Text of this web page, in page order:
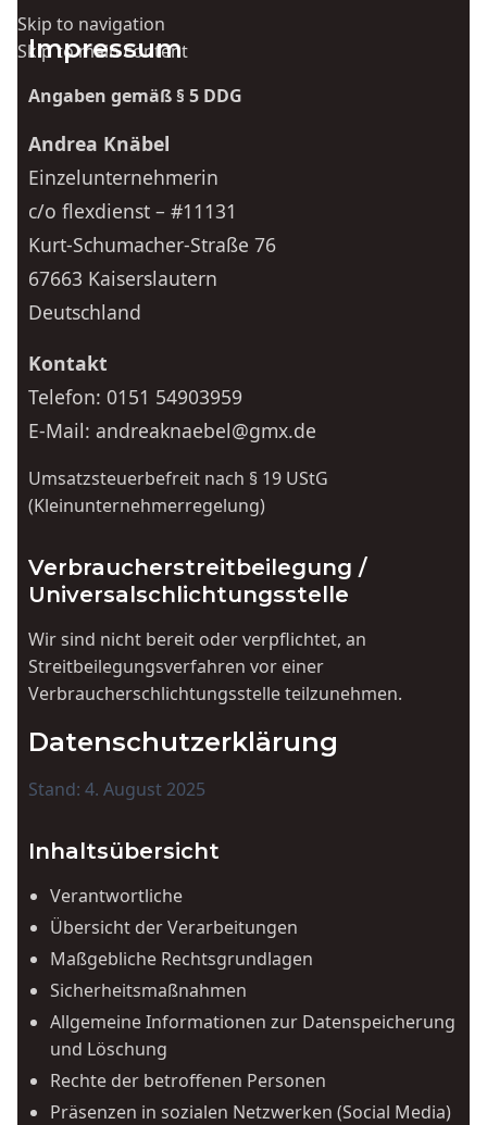
Skip to navigation
Skip to main content
Impressum
Angaben gemäß § 5 DDG
Andrea Knäbel
Einzelunternehmerin
c/o flexdienst – #11131
Kurt-Schumacher-Straße 76
67663 Kaiserslautern
Deutschland
Kontakt
Telefon: 0151 54903959
E-Mail: andreaknaebel@gmx.de
Umsatzsteuerbefreit nach § 19 UStG
(Kleinunternehmerregelung)
Verbraucherstreitbeilegung /
Universalschlichtungsstelle
Wir sind nicht bereit oder verpflichtet, an
Streitbeilegungsverfahren vor einer
Verbraucherschlichtungsstelle teilzunehmen.
Datenschutzerklärung
Stand: 4. August 2025
Inhaltsübersicht
Verantwortliche
Übersicht der Verarbeitungen
Maßgebliche Rechtsgrundlagen
Sicherheitsmaßnahmen
Allgemeine Informationen zur Datenspeicherung
und Löschung
Rechte der betroffenen Personen
Präsenzen in sozialen Netzwerken (Social Media)